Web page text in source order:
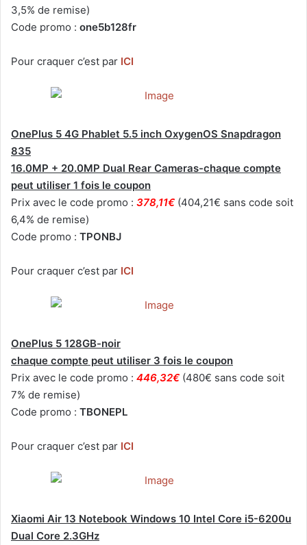
3,5% de remise)
Code promo : one5b128fr
Pour craquer c’est par ICI
OnePlus 5 4G Phablet 5.5 inch OxygenOS Snapdragon
835
16.0MP + 20.0MP Dual Rear Cameras-chaque compte
peut utiliser 1 fois le coupon
Prix avec le code promo : 378,11€ (404,21€ sans code soit
6,4% de remise)
Code promo : TPONBJ
Pour craquer c’est par ICI
OnePlus 5 128GB-noir
chaque compte peut utiliser 3 fois le coupon
Prix avec le code promo : 446,32€ (480€ sans code soit
7% de remise)
Code promo : TBONEPL
Pour craquer c’est par ICI
Xiaomi Air 13 Notebook Windows 10 Intel Core i5-6200u
Dual Core 2.3GHz